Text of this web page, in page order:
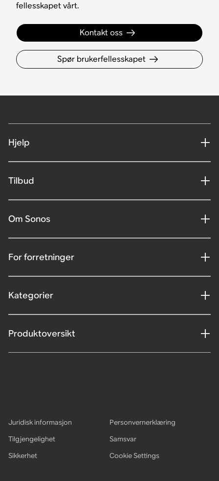
fellesskapet vårt.
Kontakt oss
Spør brukerfellesskapet
Hjelp
Tilbud
Om Sonos
For forretninger
Kategorier
Produktoversikt
Juridisk informasjon
Personvernerklæring
Tilgjengelighet
Samsvar
Sikkerhet
Cookie Settings